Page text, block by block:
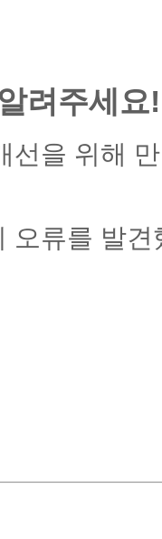
려주세요!
선을 위해
오류를 발